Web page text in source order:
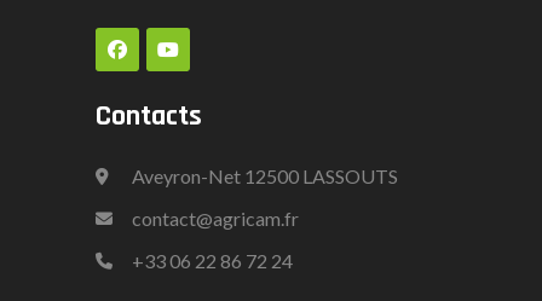
Contacts
Aveyron-Net 12500 LASSOUTS
contact@agricam.fr
+3306 22 86 72 24